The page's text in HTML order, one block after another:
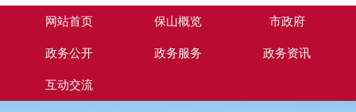
网站首页 保山概览 市政府
政务公开 政务服务 政务资讯
互动交流